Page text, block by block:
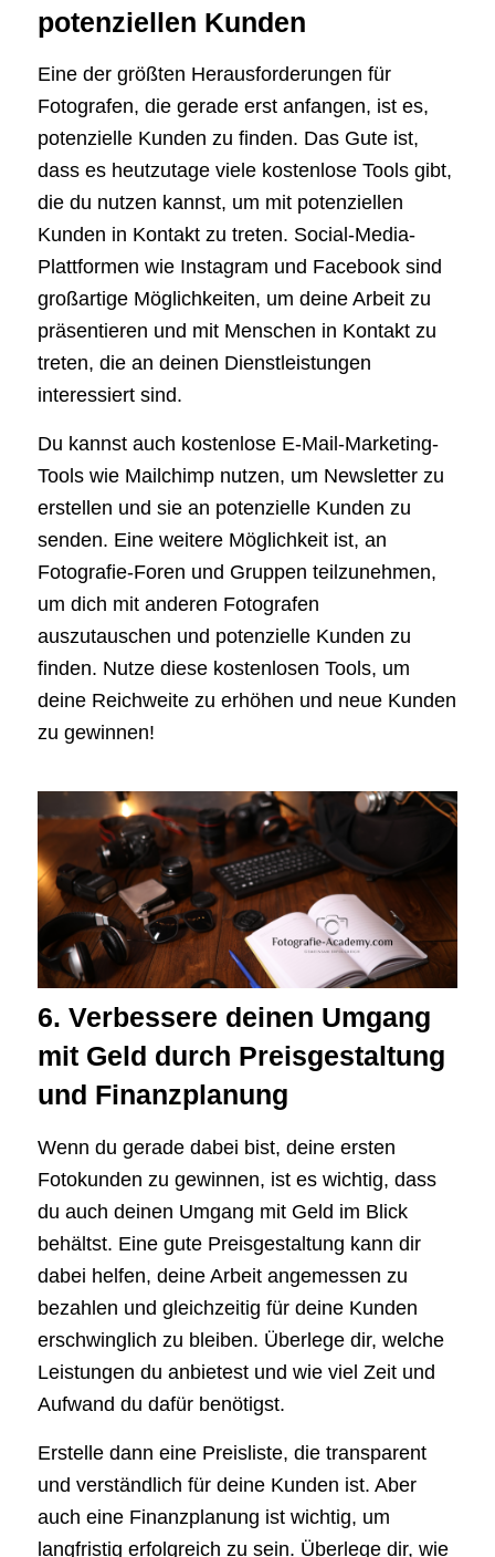
potenziellen Kunden
Eine der größten Herausforderungen für
Fotografen, die gerade erst anfangen, ist es,
potenzielle Kunden zu finden. Das Gute ist,
dass es heutzutage viele kostenlose Tools gibt,
die du nutzen kannst, um mit potenziellen
Kunden in Kontakt zu treten. Social-Media-
Plattformen wie Instagram und Facebook sind
großartige Möglichkeiten, um deine Arbeit zu
präsentieren und mit Menschen in Kontakt zu
treten, die an deinen Dienstleistungen
interessiert sind.
Du kannst auch kostenlose E-Mail-Marketing-
Tools wie Mailchimp nutzen, um Newsletter zu
erstellen und sie an potenzielle Kunden zu
senden. Eine weitere Möglichkeit ist, an
Fotografie-Foren und Gruppen teilzunehmen,
um dich mit anderen Fotografen
auszutauschen und potenzielle Kunden zu
finden. Nutze diese kostenlosen Tools, um
deine Reichweite zu erhöhen und neue Kunden
zu gewinnen!
6. Verbessere deinen Umgang
mit Geld durch Preisgestaltung
und Finanzplanung
Wenn du gerade dabei bist, deine ersten
Fotokunden zu gewinnen, ist es wichtig, dass
du auch deinen Umgang mit Geld im Blick
behältst. Eine gute Preisgestaltung kann dir
dabei helfen, deine Arbeit angemessen zu
bezahlen und gleichzeitig für deine Kunden
erschwinglich zu bleiben. Überlege dir, welche
Leistungen du anbietest und wie viel Zeit und
Aufwand du dafür benötigst.
Erstelle dann eine Preisliste, die transparent
und verständlich für deine Kunden ist. Aber
auch eine Finanzplanung ist wichtig, um
langfristig erfolgreich zu sein. Überlege dir, wie